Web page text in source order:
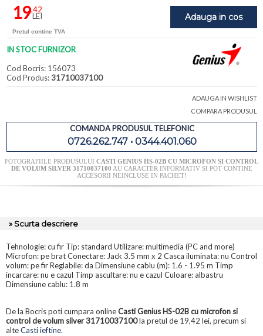
Adauga in cos
19,42
LEI
Pretul contine TVA
IN STOC FURNIZOR
Cod Bocris: 156073
Cod Produs:31710037100
ADAUGA IN WISHLIST
COMPARA PRODUSUL
COMANDA PRODUSUL TELEFONIC
0726.262.747 • 0344.401.060
FOTOGRAFIILE PRODUSULUI CASTI GENIUS HS-02B CU MICROFON SI CONTROL
DE VOLUM SILVER 31710037100 AU CARACTER INFORMATIV SI POT CONTINE
ACCESORII NEINCLUSE IN PACHET!
» Scurta descriere
Tehnologie: cu fir Tip: standard Utilizare: multimedia (PC and more)
Microfon: pe brat Conectare: Jack 3.5 mm x 2 Casca iluminata: nu Control
volum: pe fir Reglabile: da Dimensiune cablu (m): 1.6 - 1.95 m Timp
incarcare: nu e cazul Timp ascultare: nu e cazul Culoare: albastru
Dimensiune cablu: 1.8 m
De la Bocris poti cumpara onlineCasti Genius HS-02B cu microfon si
control de volum silver 31710037100la pretul de 19,42 lei, precum si
alteCasti ieftine.